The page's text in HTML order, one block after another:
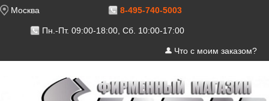
Москва 8-495-740-5003
Пн.-Пт. 09:00-18:00, Сб. 10:00-17:00
Что с моим заказом?